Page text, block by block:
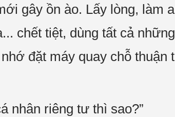
gây ồn ào. Lấy lòng, làm
chết tiệt, dùng tất cả
đặt máy quay chỗ thuận
nhân riêng tư thì sao?”